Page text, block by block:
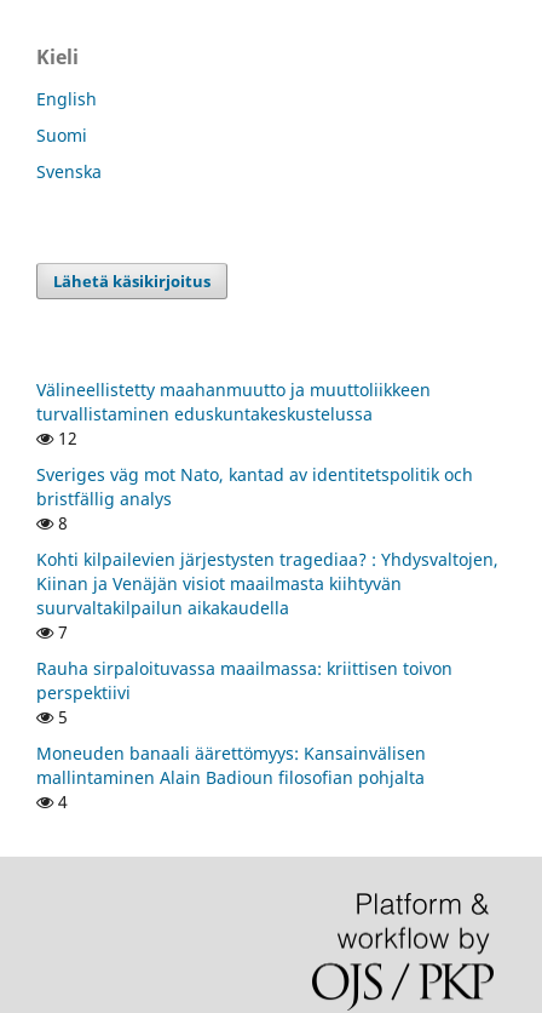
Kieli
English
Suomi
Svenska
Lähetä käsikirjoitus
Välineellistetty maahanmuutto ja muuttoliikkeen
turvallistaminen eduskuntakeskustelussa
12
Sveriges väg mot Nato, kantad av identitetspolitik och
bristfällig analys
8
Kohti kilpailevien järjestysten tragediaa? : Yhdysvaltojen,
Kiinan ja Venäjän visiot maailmasta kiihtyvän
suurvaltakilpailun aikakaudella
7
Rauha sirpaloituvassa maailmassa: kriittisen toivon
perspektiivi
5
Moneuden banaali äärettömyys: Kansainvälisen
mallintaminen Alain Badioun filosofian pohjalta
4